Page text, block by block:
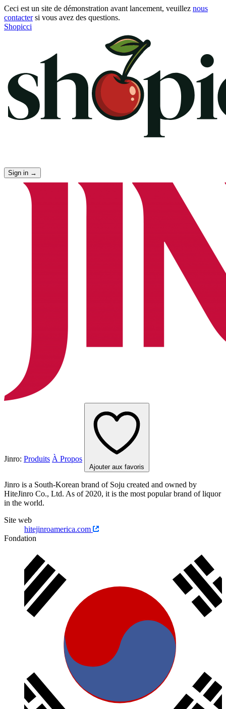
Ceci est un site de démonstration avant lancement, veuillez nous
contactersi vous avez des questions.
Shopicci
Sign in →
Jinro: Produits À Propos
Ajouter aux favoris
Jinro is a South-Korean brand of Soju created and owned by
HiteJinro Co., Ltd. As of 2020, it is the most popular brand of liquor
in the world.
Site web
hitejinroamerica.com
Fondation